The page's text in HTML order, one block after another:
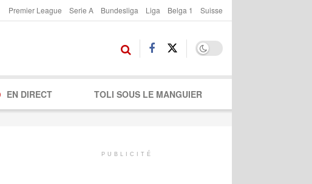
Premier League Serie A Bundesliga Liga Belga 1 Suisse
EN DIRECT TOLI SOUS LE MANGUIER
PUBLICITÉ